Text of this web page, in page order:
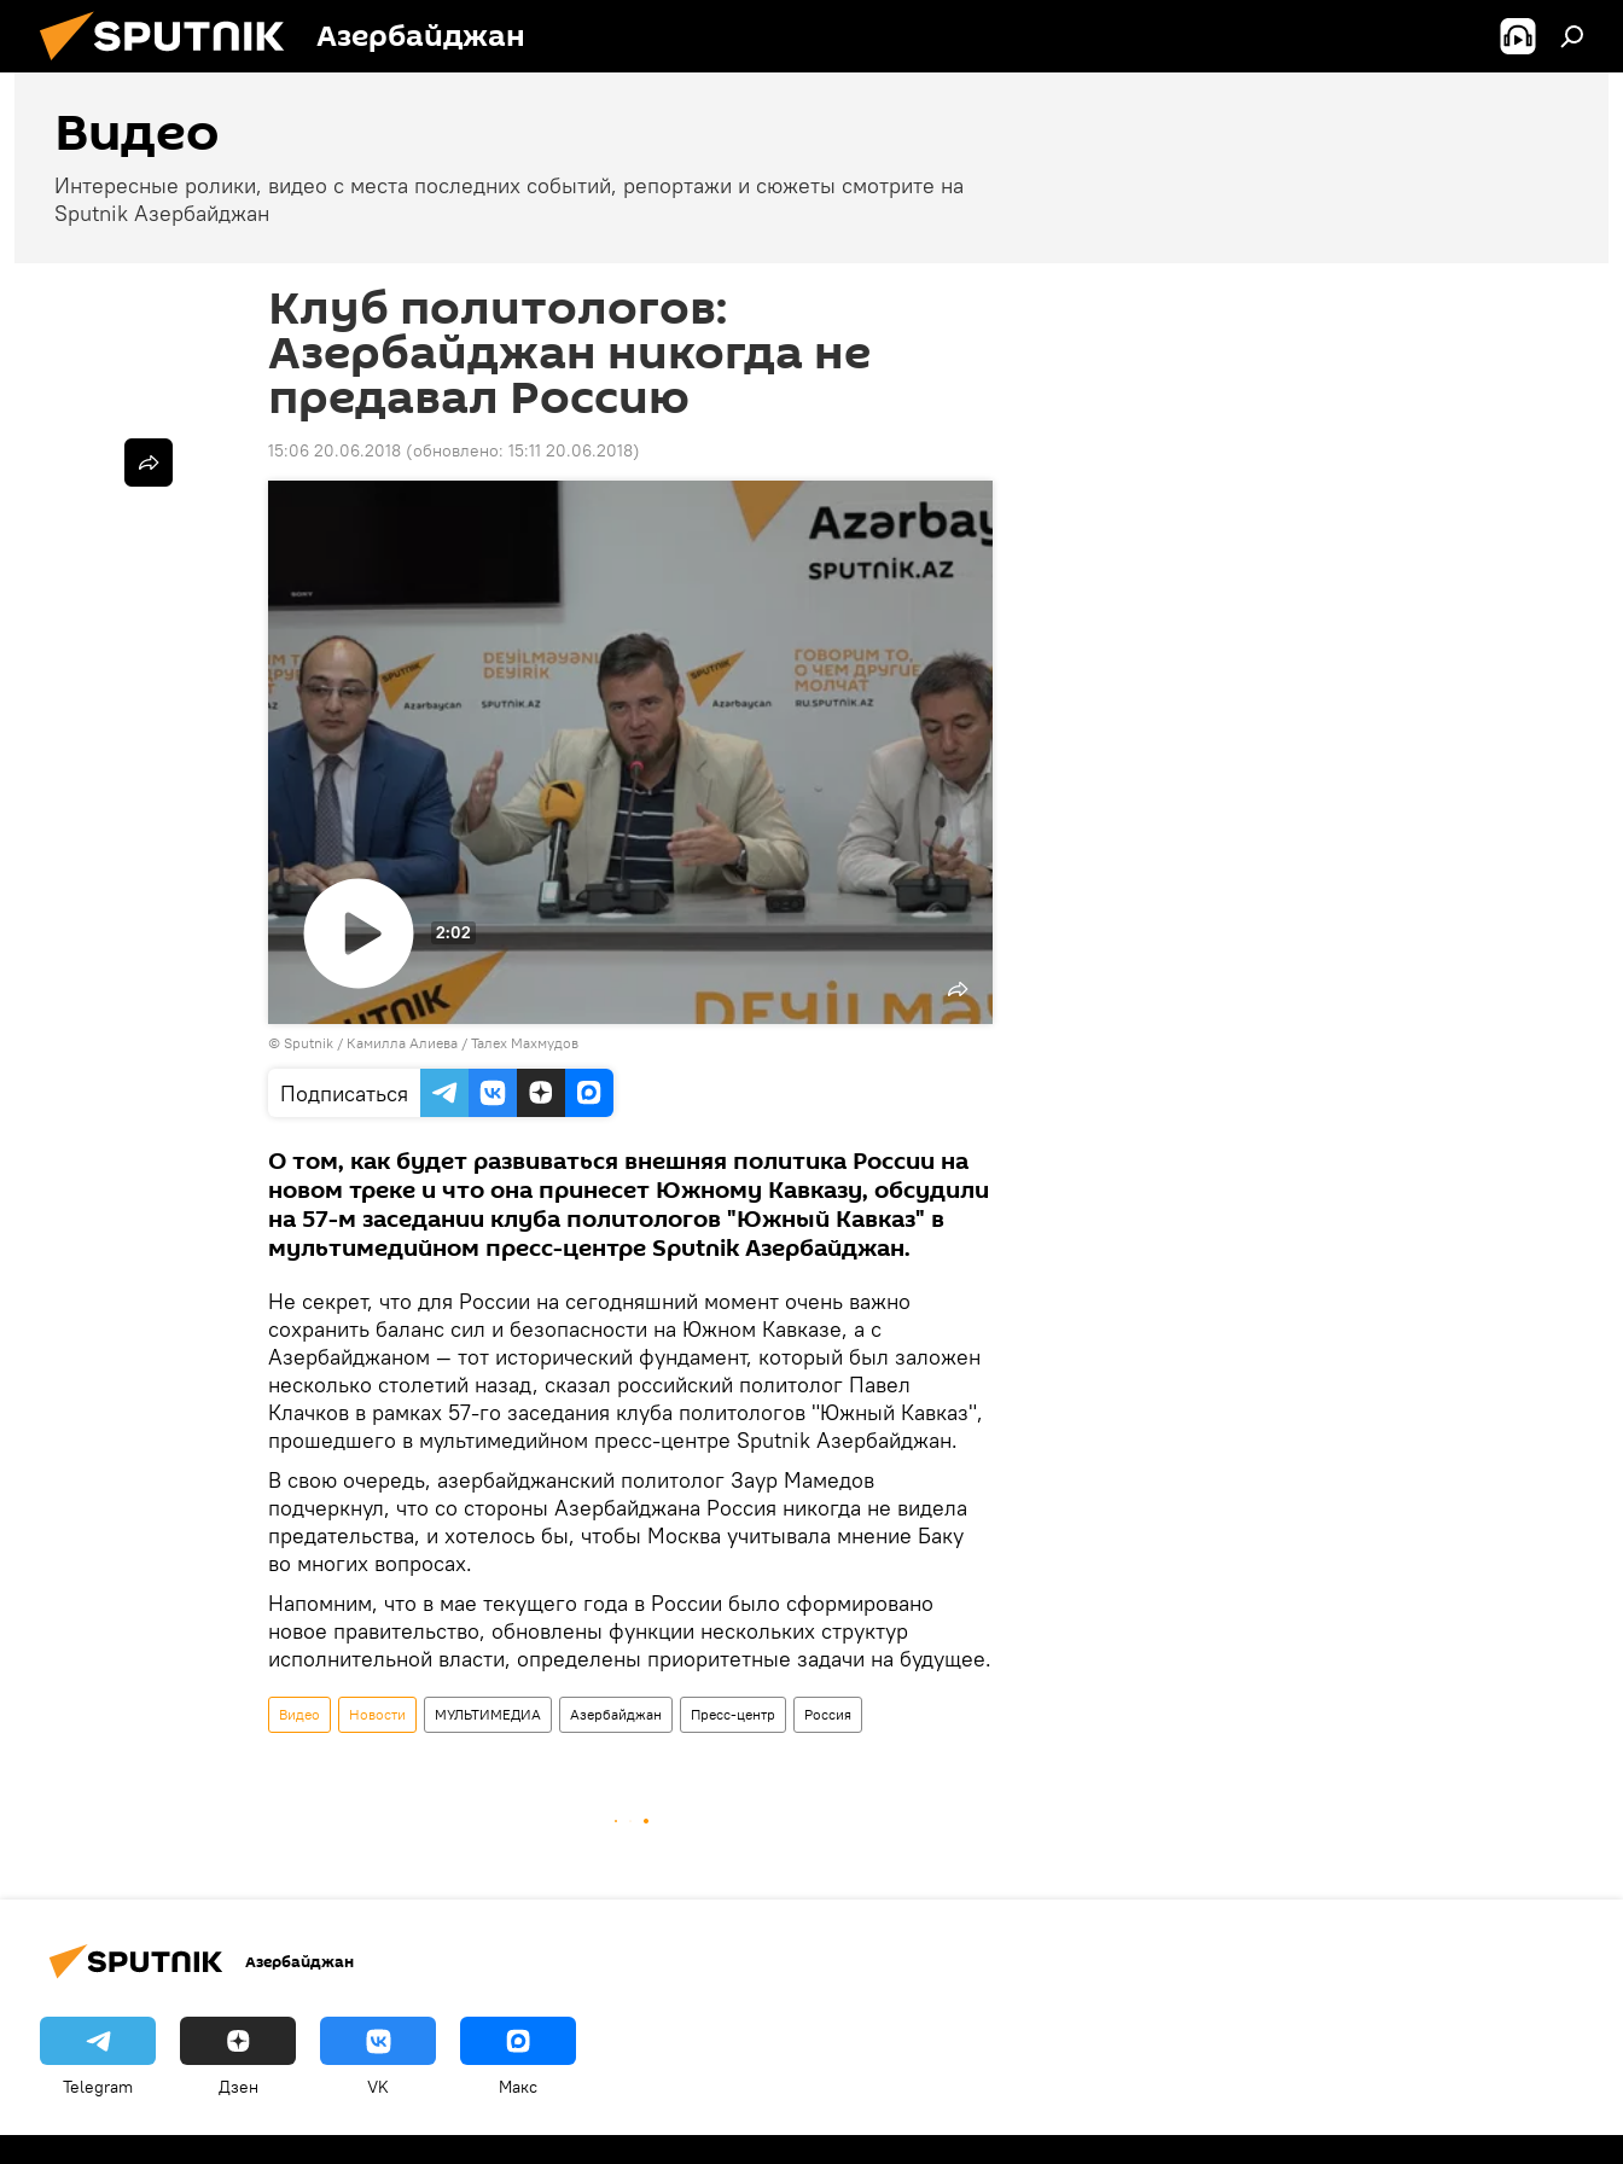
Азербайджан
Видео
Интересные ролики, видео с места последних событий, репортажи и сюжеты смотрите на
Sputnik Азербайджан
Клуб политологов:
Азербайджан никогда не
предавал Россию
15:06 20.06.2018 (обновлено: 15:11 20.06.2018)
Воспроизвести
видео
2:02
© Sputnik / Камилла Алиева / Талех Махмудов
Подписаться
О том, как будет развиваться внешняя политика России на
новом треке и что она принесет Южному Кавказу, обсудили
на 57-м заседании клуба политологов "Южный Кавказ" в
мультимедийном пресс-центре Sputnik Азербайджан.
Не секрет, что для России на сегодняшний момент очень важно
сохранить баланс сил и безопасности на Южном Кавказе, а с
Азербайджаном — тот исторический фундамент, который был заложен
несколько столетий назад, сказал российский политолог Павел
Клачков в рамках 57-го заседания клуба политологов "Южный Кавказ",
прошедшего в мультимедийном пресс-центре Sputnik Азербайджан.
В свою очередь, азербайджанский политолог Заур Мамедов
подчеркнул, что со стороны Азербайджана Россия никогда не видела
предательства, и хотелось бы, чтобы Москва учитывала мнение Баку
во многих вопросах.
Напомним, что в мае текущего года в России было сформировано
новое правительство, обновлены функции нескольких структур
исполнительной власти, определены приоритетные задачи на будущее.
Видео Новости МУЛЬТИМЕДИА Азербайджан Пресс-центр Россия
Азербайджан
Telegram Дзен VK Макс